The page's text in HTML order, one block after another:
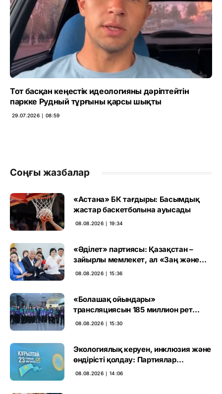
Тот басқан кеңестік идеологияны дәріптейтін
паркке Рудный тұрғыны қарсы шықты
29.07.2026 ∣ 08:59
Соңғы жазбалар
«Астана» БК тағдыры: Басымдық
жастар баскетболына ауысады
08.08.2026 ∣ 19:34
«Әділет» партиясы: Қазақстан –
зайырлы мемлекет, ал «Заң және
тәртіп» қағидаты баршаға міндетті
08.08.2026 ∣ 15:36
«Болашақ ойындары»
трансляциясын 185 миллион рет
көрген
08.08.2026 ∣ 15:30
Экологиялық керуен, инклюзия және
өндірісті қолдау: Партиялар
өңірлерде қандай мәселе көтерді
08.08.2026 ∣ 14:06